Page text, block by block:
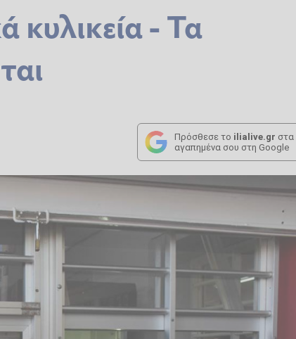
κυλικεία - Τα
Πρόσθεσε το ilialive.gr στα
αγαπημένα σου στη Google